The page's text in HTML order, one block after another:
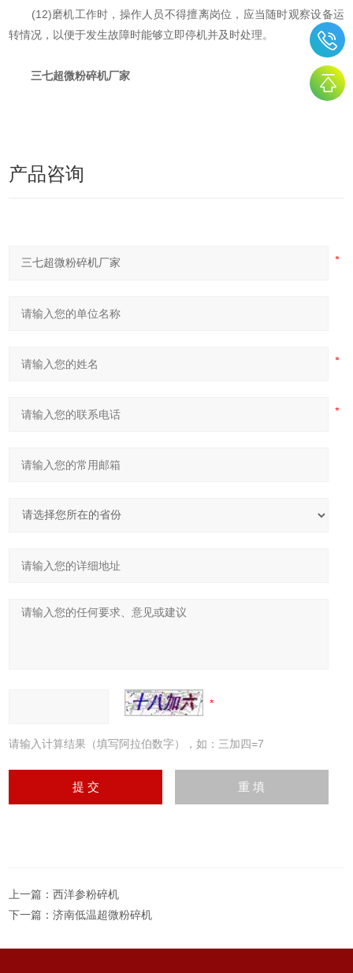
(12)磨机工作时，操作人员不得擅离岗位，应当随时观察设备运
转情况，以便于发生故障时能够立即停机并及时处理。
三七超微粉碎机厂家
产品咨询
请输入计算结果（填写阿拉伯数字），如：三加四=7
上一篇：西洋参粉碎机
下一篇：济南低温超微粉碎机